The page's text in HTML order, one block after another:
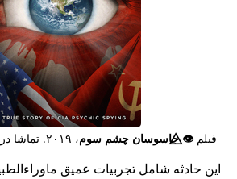
فیلم👁️⃤جاسوسان چشم سوم، ۲۰۱۹. تماشا در
این حادثه شامل تجربیات عمیق